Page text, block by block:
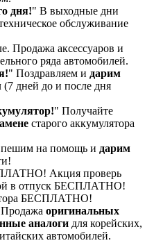
дня!" В выходные дни
обслуживание
Продажа аксессуаров и
ряда автомобилей.
" Поздравляем и дарим
(7 дней до и после дня
" Получайте
старого аккумулятора
на помощь и дарим
Акция проверь
в отпуск БЕСПЛАТНО!
БЕСПЛАТНО!
оригинальных
аналоги для корейских,
автомобилей.